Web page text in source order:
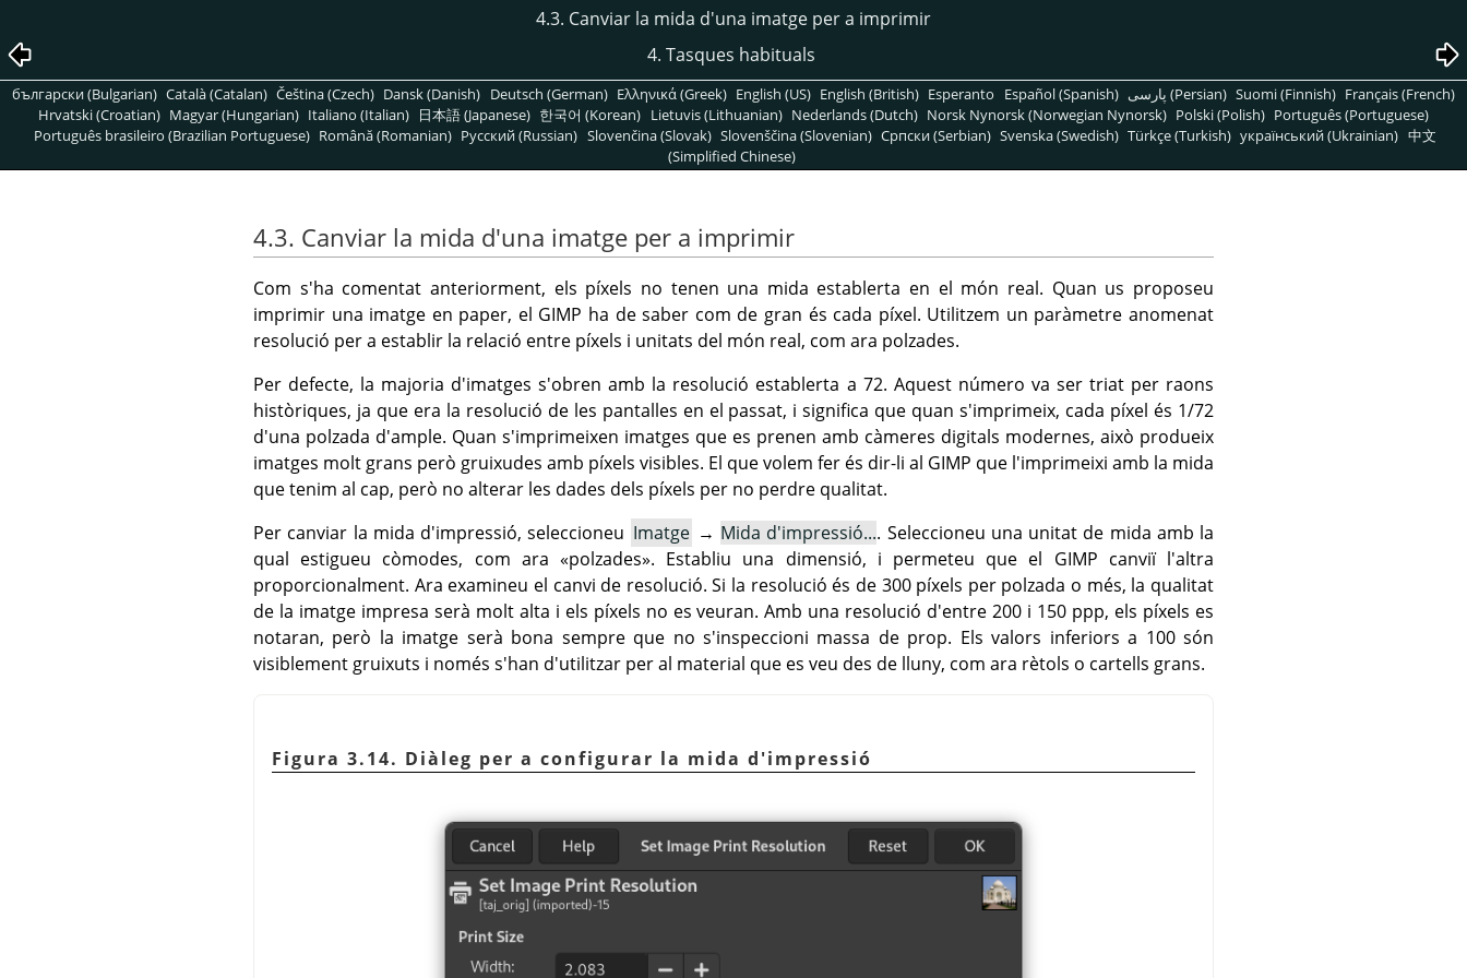
4.3. Canviar la mida d'una imatge per a imprimir
4. Tasques habituals
български (Bulgarian) Català (Catalan) Čeština (Czech) Dansk (Danish) Deutsch (German) Ελληνικά (Greek) English (US) English (British) Esperanto Español (Spanish) پارسی (Persian) Suomi (Finnish) Français (French)
Hrvatski (Croatian) Magyar (Hungarian) Italiano (Italian) 日本語 (Japanese) 한국어 (Korean) Lietuvis (Lithuanian) Nederlands (Dutch) Norsk Nynorsk (Norwegian Nynorsk) Polski (Polish) Português (Portuguese)
Português brasileiro (Brazilian Portuguese) Română (Romanian) Pусский (Russian) Slovenčina (Slovak) Slovenščina (Slovenian) Српски (Serbian) Svenska (Swedish) Türkçe (Turkish) український (Ukrainian) 中文
(Simplified Chinese)
4.3. Canviar la mida d'una imatge per a imprimir
Com s'ha comentat anteriorment, els píxels no tenen una mida establerta en el món real. Quan us proposeu
imprimir una imatge en paper, el GIMP ha de saber com de gran és cada píxel. Utilitzem un paràmetre anomenat
resolució per a establir la relació entre píxels i unitats del món real, com ara polzades.
Per defecte, la majoria d'imatges s'obren amb la resolució establerta a 72. Aquest número va ser triat per raons
històriques, ja que era la resolució de les pantalles en el passat, i significa que quan s'imprimeix, cada píxel és 1/72
d'una polzada d'ample. Quan s'imprimeixen imatges que es prenen amb càmeres digitals modernes, això produeix
imatges molt grans però gruixudes amb píxels visibles. El que volem fer és dir-li al GIMP que l'imprimeixi amb la mida
que tenim al cap, però no alterar les dades dels píxels per no perdre qualitat.
Per canviar la mida d'impressió, seleccioneu Imatge → Mida d'impressió.... Seleccioneu una unitat de mida amb la
qual estigueu còmodes, com ara «polzades». Establiu una dimensió, i permeteu que el GIMP canviï l'altra
proporcionalment. Ara examineu el canvi de resolució. Si la resolució és de 300 píxels per polzada o més, la qualitat
de la imatge impresa serà molt alta i els píxels no es veuran. Amb una resolució d'entre 200 i 150 ppp, els píxels es
notaran, però la imatge serà bona sempre que no s'inspeccioni massa de prop. Els valors inferiors a 100 són
visiblement gruixuts i només s'han d'utilitzar per al material que es veu des de lluny, com ara rètols o cartells grans.
Figura 3.14. Diàleg per a configurar la mida d'impressió